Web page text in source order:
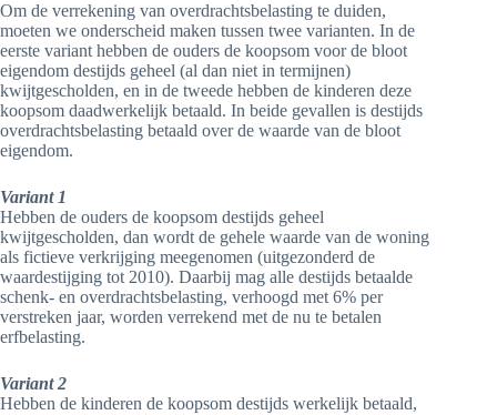
Om de verrekening van overdrachtsbelasting te duiden,
moeten we onderscheid maken tussen twee varianten. In de
eerste variant hebben de ouders de koopsom voor de bloot
eigendom destijds geheel (al dan niet in termijnen)
kwijtgescholden, en in de tweede hebben de kinderen deze
koopsom daadwerkelijk betaald. In beide gevallen is destijds
overdrachtsbelasting betaald over de waarde van de bloot
eigendom.
Variant 1
Hebben de ouders de koopsom destijds geheel
kwijtgescholden, dan wordt de gehele waarde van de woning
als fictieve verkrijging meegenomen (uitgezonderd de
waardestijging tot 2010). Daarbij mag alle destijds betaalde
schenk- en overdrachtsbelasting, verhoogd met 6% per
verstreken jaar, worden verrekend met de nu te betalen
erfbelasting.
Variant 2
Hebben de kinderen de koopsom destijds werkelijk betaald,